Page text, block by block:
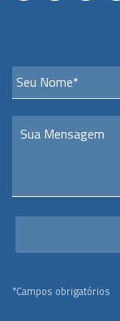
*Campos obrigatórios